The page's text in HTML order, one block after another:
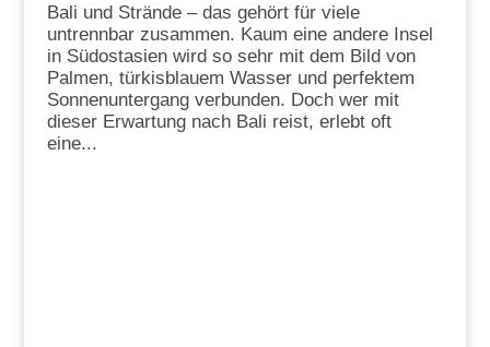
Bali und Strände – das gehört für viele
untrennbar zusammen. Kaum eine andere Insel
in Südostasien wird so sehr mit dem Bild von
Palmen, türkisblauem Wasser und perfektem
Sonnenuntergang verbunden. Doch wer mit
dieser Erwartung nach Bali reist, erlebt oft
eine...